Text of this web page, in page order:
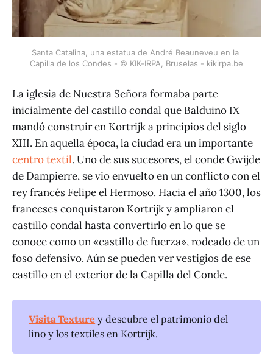
Santa Catalina, una estatua de André Beauneveu en la
Capilla de los Condes - © KIK-IRPA, Bruselas - kikirpa.be
La iglesia de Nuestra Señora formaba parte
inicialmente del castillo condal que Balduino IX
mandó construir en Kortrijk a principios del siglo
XIII. En aquella época, la ciudad era un importante
centro textil. Uno de sus sucesores, el conde Gwijde
de Dampierre, se vio envuelto en un conflicto con el
rey francés Felipe el Hermoso. Hacia el año 1300, los
franceses conquistaron Kortrijk y ampliaron el
castillo condal hasta convertirlo en lo que se
conoce como un «castillo de fuerza», rodeado de un
foso defensivo. Aún se pueden ver vestigios de ese
castillo en el exterior de la Capilla del Conde.
Visita Texture y descubre el patrimonio del
lino y los textiles en Kortrijk.